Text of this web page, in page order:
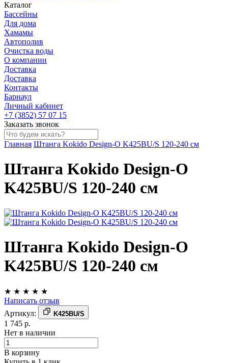
Каталог
Бассейны
Для дома
Хамамы
Автополив
Очистка воды
О компании
Доставка
Доставка
Контакты
Барнаул
Личный кабинет
+7 (3852) 57 07 15
Заказать звонок
Главная Штанга Kokido Design-O K425BU/S 120-240 см
Штанга Kokido Design-O
K425BU/S 120-240 см
Штанга Kokido Design-O
K425BU/S 120-240 см
★ ★ ★ ★ ★
Написать отзыв
Артикул:
K425BU/S
1 745 р.
Нет в наличии
В корзину